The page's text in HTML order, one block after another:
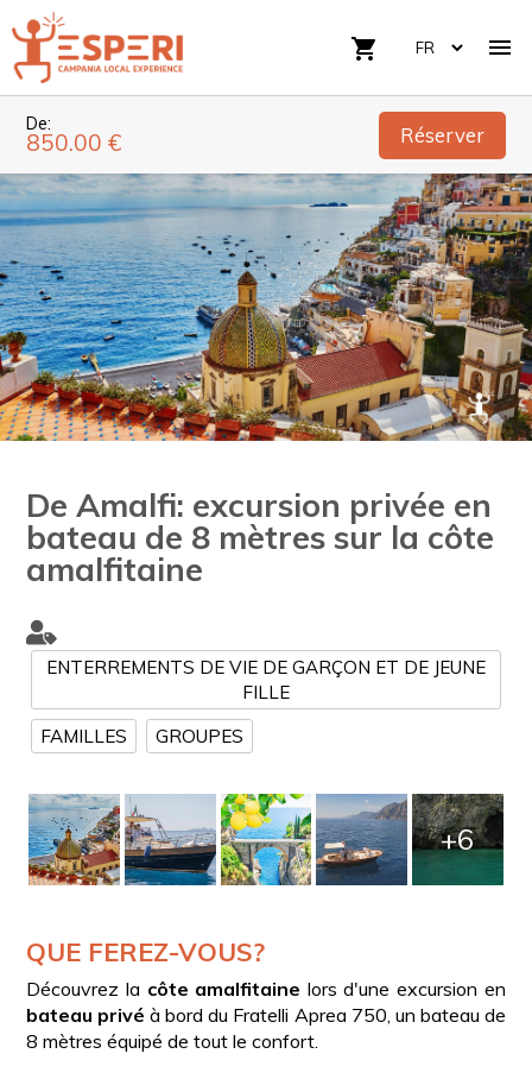

shopping_cart
De:
850.00 € Réserver
De Amalfi: excursion privée en
bateau de 8 mètres sur la côte
amalfitaine
ENTERREMENTS DE VIE DE GARÇON ET DE JEUNE
FILLE
FAMILLES
GROUPES
+6
QUE FEREZ-VOUS?
Découvrez la côte amalfitaine lors d'une excursion en
bateau privé à bord du Fratelli Aprea 750, un bateau de
8 mètres équipé de tout le confort.